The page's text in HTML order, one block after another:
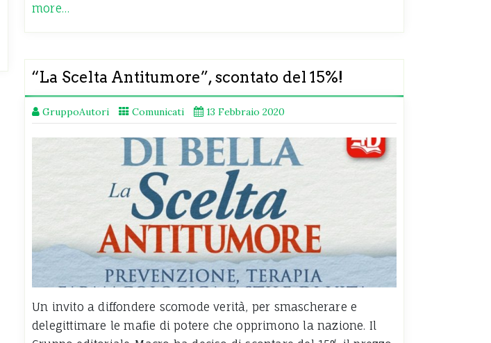
more…
“La Scelta Antitumore”, scontato del 15%!
GruppoAutori Comunicati 13 Febbraio 2020
Un invito a diffondere scomode verità, per smascherare e
delegittimare le mafie di potere che opprimono la nazione. Il